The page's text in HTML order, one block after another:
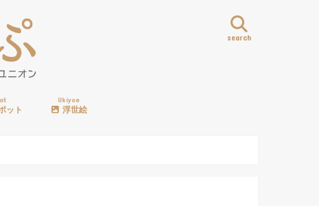
search
ット
Ukiyoe
浮世絵